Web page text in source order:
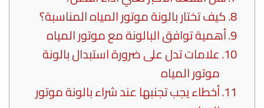
كيف تختار بالونة موتور المياه المناسبة؟
أهمية توافق البالونة مع موتور المياه
علامات تدل على ضرورة استبدال بالونة
موتور المياه
أخطاء يجب تجنبها عند شراء بالونة موتور